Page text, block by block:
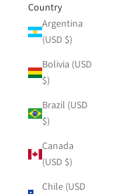
Country
Argentina
(USD $)
Bolivia (USD
$)
Brazil (USD
$)
Canada
(USD $)
Chile (USD